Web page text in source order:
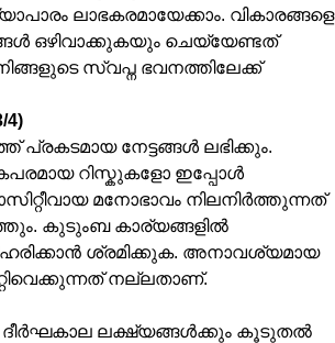
ലാഭകരമായേക്കാം. വികാരങ്ങളെ
ഒഴിവാക്കുകയും ചെയ്യേണ്ടത്
സ്വപ്ന ഭവനത്തിലേക്ക്
4)
പ്രകടമായ നേട്ടങ്ങൾ ലഭിക്കും.
റിസ്കുകളോ ഇപ്പോൾ
മനോഭാവം നിലനിർത്തുന്നത്
കുടുംബ കാര്യങ്ങളിൽ
ശ്രമിക്കുക. അനാവശ്യമായ
നല്ലതാണ്.
ലക്ഷ്യങ്ങൾക്കും കൂടുതൽ